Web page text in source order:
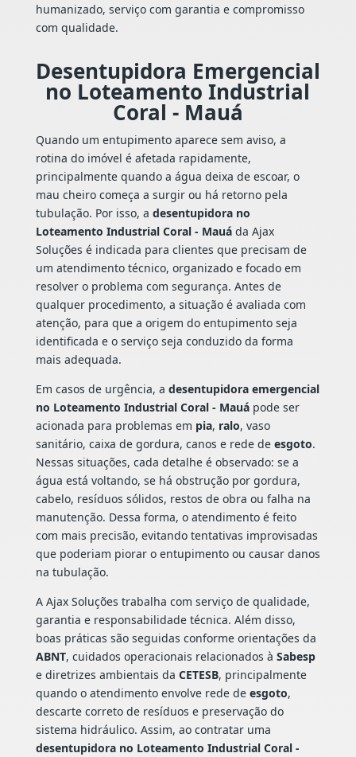
humanizado, serviço com garantia e compromisso
com qualidade.
Desentupidora Emergencial
no Loteamento Industrial
Coral - Mauá
Quando um entupimento aparece sem aviso, a
rotina do imóvel é afetada rapidamente,
principalmente quando a água deixa de escoar, o
mau cheiro começa a surgir ou há retorno pela
tubulação. Por isso, a desentupidora no
Loteamento Industrial Coral - Mauáda Ajax
Soluções é indicada para clientes que precisam de
um atendimento técnico, organizado e focado em
resolver o problema com segurança. Antes de
qualquer procedimento, a situação é avaliada com
atenção, para que a origem do entupimento seja
identificada e o serviço seja conduzido da forma
mais adequada.
Em casos de urgência, a desentupidora emergencial
no Loteamento Industrial Coral - Mauápode ser
acionada para problemas em pia, ralo, vaso
sanitário, caixa de gordura, canos e rede de esgoto.
Nessas situações, cada detalhe é observado: se a
água está voltando, se há obstrução por gordura,
cabelo, resíduos sólidos, restos de obra ou falha na
manutenção. Dessa forma, o atendimento é feito
com mais precisão, evitando tentativas improvisadas
que poderiam piorar o entupimento ou causar danos
na tubulação.
A Ajax Soluções trabalha com serviço de qualidade,
garantia e responsabilidade técnica. Além disso,
boas práticas são seguidas conforme orientações da
ABNT, cuidados operacionais relacionados à Sabesp
e diretrizes ambientais da CETESB, principalmente
quando o atendimento envolve rede de esgoto,
descarte correto de resíduos e preservação do
sistema hidráulico. Assim, ao contratar uma
desentupidora no Loteamento Industrial Coral -